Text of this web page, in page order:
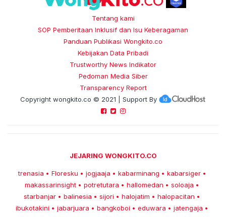
Tentang kami
SOP Pemberitaan Inklusif dan Isu Keberagaman
Panduan Publikasi Wongkito.co
Kebijakan Data Pribadi
Trustworthy News Indikator
Pedoman Media Siber
Transparency Report
Copyright wongkito.co © 2021 | Support By
JEJARING WONGKITO.CO
trenasia • Floresku • jogjaaja • kabarminang • kabarsiger •
makassarinsight • potretutara • hallomedan • soloaja •
starbanjar • balinesia • sijori • halojatim • halopacitan •
ibukotakini • jabarjuara • bangkoboi • eduwara • jatengaja •